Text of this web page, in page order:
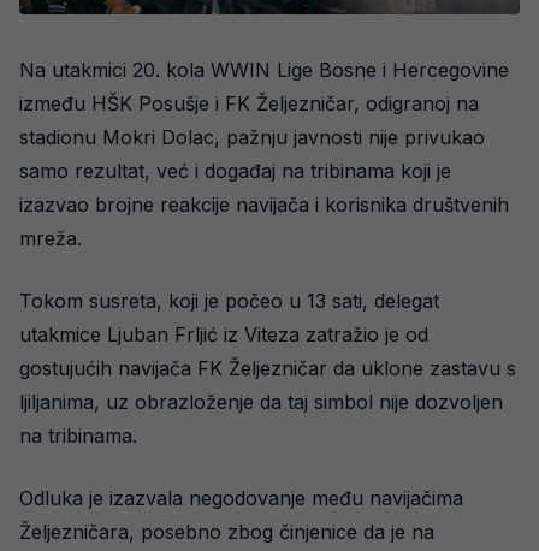
Na utakmici 20. kola WWIN Lige Bosne i Hercegovine
između HŠK Posušje i FK Željezničar, odigranoj na
stadionu Mokri Dolac, pažnju javnosti nije privukao
samo rezultat, već i događaj na tribinama koji je
izazvao brojne reakcije navijača i korisnika društvenih
mreža.
Tokom susreta, koji je počeo u 13 sati, delegat
utakmice Ljuban Frljić iz Viteza zatražio je od
gostujućih navijača FK Željezničar da uklone zastavu s
ljiljanima, uz obrazloženje da taj simbol nije dozvoljen
na tribinama.
Odluka je izazvala negodovanje među navijačima
Željezničara, posebno zbog činjenice da je na